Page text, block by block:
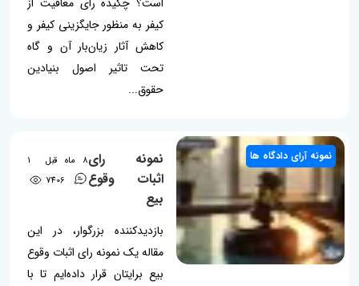
است؟ چکیده رای معافیت از
کیفر به منظور جایگزینی کیفر و
کاهش آثار زیان‌بار آن و گاه
تحت تاثیر اصول بنیادین
حقوق...
نمونه آرای دادگاه ها
نمونه رای
اثبات وقوع
بیع
8 ماه قبل
1
7406
بازدیدکننده بزرگوار، در این
مقاله یک نمونه رای اثبات وقوع
بیع برایتان قرار داده‌ایم تا با